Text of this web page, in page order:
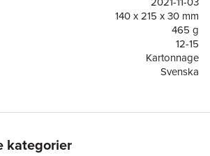
delen i serien om Cosmo och hans
häng med på teater
när Cosmo går sina tuffaste matcher
140 x 215 x 30 mm
465 g
12-15
Kartonnage
Svenska
248
kategorier